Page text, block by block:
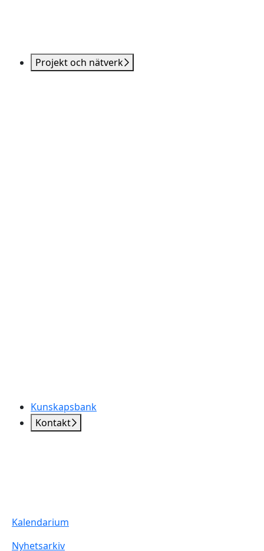
Projekt och nätverk
Kunskapsbank
Kontakt
Kalendarium
Nyhetsarkiv